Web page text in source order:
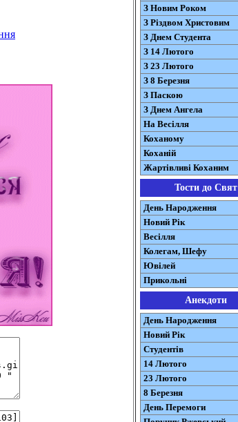
З Новим Роком
З Різдвом Христовим
З Днем Студента
З 14 Лютого
З 23 Лютого
З 8 Березня
З Паскою
З Днем Ангела
На Весілля
Коханому
Коханій
Жартівливі Коханим
Тости до Свят
День Народження
Новий Рік
Весілля
Колегам, Шефу
Ювілей
Прикольні
Анекдоти
День Народження
Новий Рік
Студентів
14 Лютого
23 Лютого
8 Березня
День Перемоги